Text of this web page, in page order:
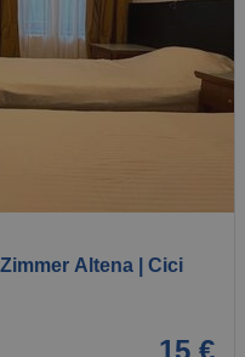
Altena | Cici
15 €